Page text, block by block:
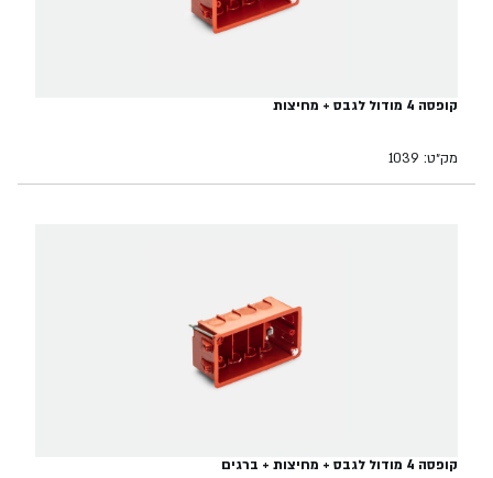
קופסה 4 מודול לגבס + מחיצות
מק״ט: 1039
קופסה 4 מודול לגבס + מחיצות + ברגים